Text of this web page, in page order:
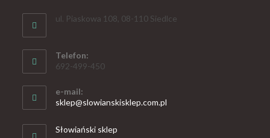
ul. Piaskowa 108, 08-110 Siedlce
Telefon:
692-499-450
e-mail:
sklep@slowianskisklep.com.pl
Słowiański sklep